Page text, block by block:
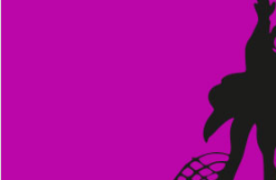
Luchamos contra el
género. Defendemos la creación de
en todos los centros de estudio y
violencia machista. Por una